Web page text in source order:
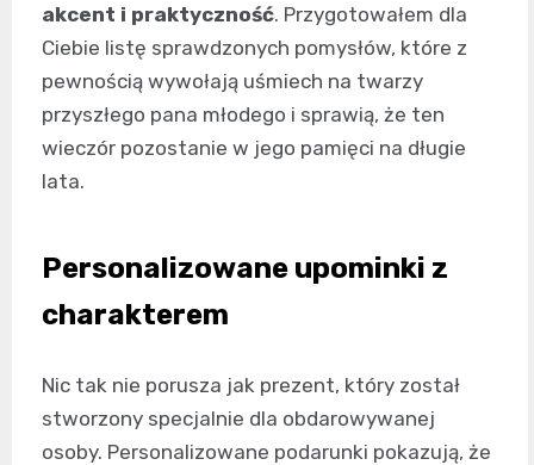
akcent i praktyczność. Przygotowałem dla
Ciebie listę sprawdzonych pomysłów, które z
pewnością wywołają uśmiech na twarzy
przyszłego pana młodego i sprawią, że ten
wieczór pozostanie w jego pamięci na długie
lata.
Personalizowane upominki z
charakterem
Nic tak nie porusza jak prezent, który został
stworzony specjalnie dla obdarowywanej
osoby. Personalizowane podarunki pokazują, że